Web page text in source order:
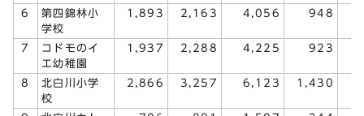
6
第四錦林小
学校
1,893 2,163 4,056 948
7
コドモのイ
エ幼稚園
1,937 2,288 4,225 923
8
北白川小学
校
2,866 3,257 6,123 1,430